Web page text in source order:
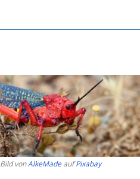
Bild vonAlkeMadeaufPixabay